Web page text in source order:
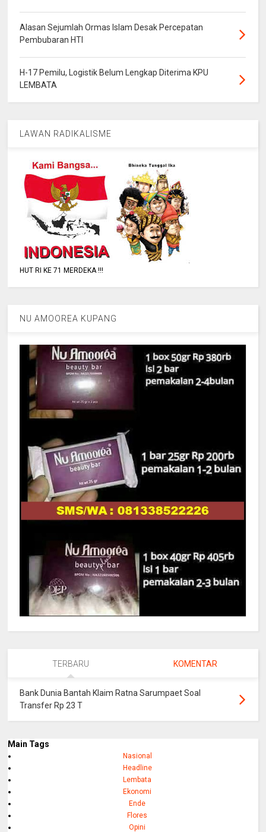
Alasan Sejumlah Ormas Islam Desak Percepatan
Pembubaran HTI
H-17 Pemilu, Logistik Belum Lengkap Diterima KPU
LEMBATA
LAWAN RADIKALISME
HUT RI KE 71 MERDEKA !!!
NU AMOOREA KUPANG
TERBARU KOMENTAR
Bank Dunia Bantah Klaim Ratna Sarumpaet Soal
Transfer Rp 23 T
Main Tags
Nasional
Headline
Lembata
Ekonomi
Ende
Flores
Opini